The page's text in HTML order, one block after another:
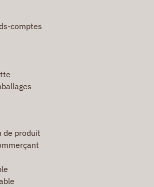
comptes
de produit